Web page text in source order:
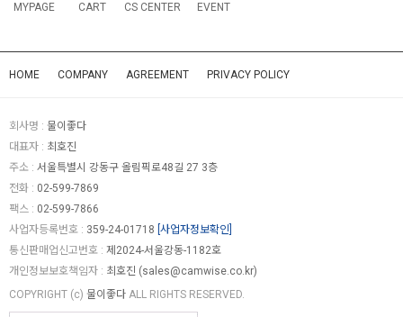
MYPAGE CART CS CENTER EVENT
HOME COMPANY AGREEMENT PRIVACY POLICY
회사명 : 물이좋다
대표자 : 최호진
주소 : 서울특별시 강동구 올림픽로48길 27 3층
전화 : 02-599-7869
팩스 : 02-599-7866
사업자등록번호 : 359-24-01718 [사업자정보확인]
통신판매업신고번호 : 제2024-서울강동-1182호
개인정보보호책임자 : 최호진 (sales@camwise.co.kr)
COPYRIGHT (c) 물이좋다 ALL RIGHTS RESERVED.